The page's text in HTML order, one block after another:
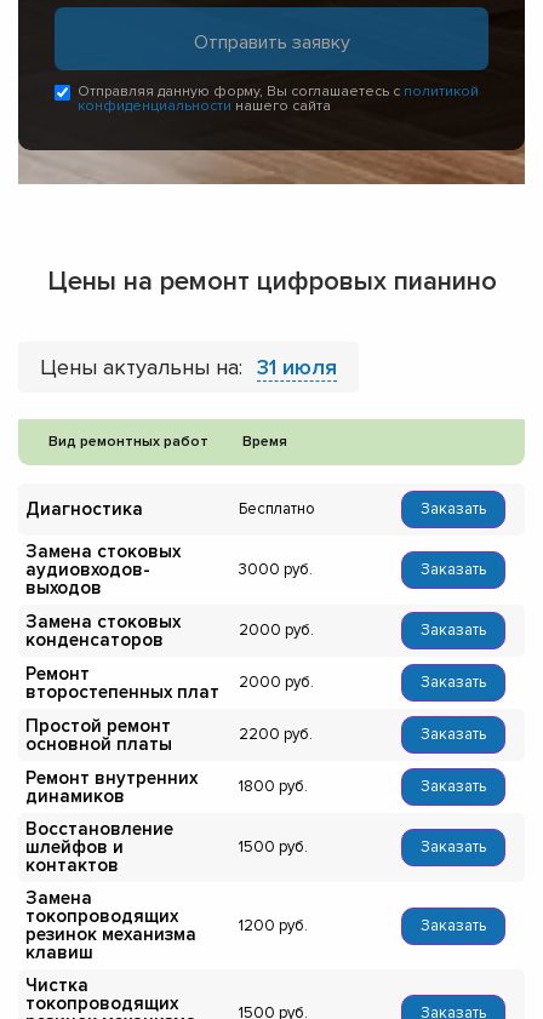
Отправляя данную форму, Вы соглашаетесь с политикой
конфиденциальности нашего сайта
Цены на ремонт цифровых пианино
Цены актуальны на: 31 июля
Вид ремонтных работ Время
Диагностика Бесплатно Заказать
Замена стоковых
аудиовходов-
выходов
3000 Заказать
Замена стоковых
конденсаторов
2000 Заказать
Ремонт
второстепенных плат
2000 Заказать
Простой ремонт
основной платы
2200 Заказать
Ремонт внутренних
динамиков
1800 Заказать
Восстановление
шлейфов и
контактов
1500 Заказать
Замена
токопроводящих
резинок механизма
клавиш
1200 Заказать
Чистка
токопроводящих
1500 Заказать